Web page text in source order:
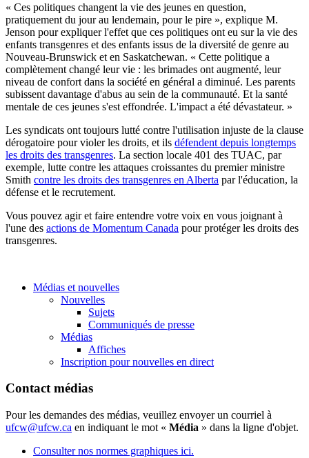
« Ces politiques changent la vie des jeunes en question,
pratiquement du jour au lendemain, pour le pire », explique M.
Jenson pour expliquer l'effet que ces politiques ont eu sur la vie des
enfants transgenres et des enfants issus de la diversité de genre au
Nouveau-Brunswick et en Saskatchewan. « Cette politique a
complètement changé leur vie : les brimades ont augmenté, leur
niveau de confort dans la société en général a diminué. Les parents
subissent davantage d'abus au sein de la communauté. Et la santé
mentale de ces jeunes s'est effondrée. L'impact a été dévastateur. »
Les syndicats ont toujours lutté contre l'utilisation injuste de la clause
dérogatoire pour violer les droits, et ils défendent depuis longtemps
les droits des transgenres. La section locale 401 des TUAC, par
exemple, lutte contre les attaques croissantes du premier ministre
Smith contre les droits des transgenres en Alberta par l'éducation, la
défense et le recrutement.
Vous pouvez agir et faire entendre votre voix en vous joignant à
l'une des actions de Momentum Canada pour protéger les droits des
transgenres.
Médias et nouvelles
Nouvelles
Sujets
Communiqués de presse
Médias
Affiches
Inscription pour nouvelles en direct
Contact médias
Pour les demandes des médias, veuillez envoyer un courriel à
ufcw@ufcw.ca en indiquant le mot « Média » dans la ligne d'objet.
Consulter nos normes graphiques ici.